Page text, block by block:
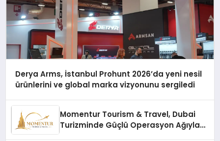
Derya Arms, İstanbul Prohunt 2026’da yeni nesil
ürünlerini ve global marka vizyonunu sergiledi
Momentur Tourism & Travel, Dubai
Turizminde Güçlü Operasyon Ağıyla